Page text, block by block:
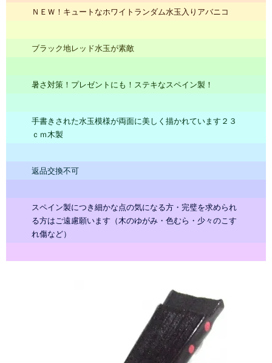
ＮＥＷ！キュートなホワイトランダム水玉入りアバニコ
ブラック地レッド水玉が素敵
暑さ対策！プレゼントにも！ステキなスペイン製！
手書きされた水玉模様が両面に美しく描かれています２３
ｃｍ木製
返品交換不可
スペイン製につき細かな点の気になる方・完璧を求められ
る方はご遠慮願います（木のゆがみ・色むら・少々のこす
れ傷など）